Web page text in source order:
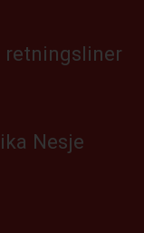
retningsliner
Nesje